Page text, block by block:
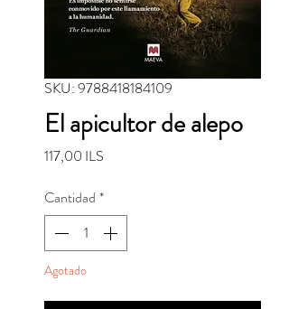
SKU: 9788418184109
El apicultor de alepo
117,00 ILS
Cantidad *
Agotado